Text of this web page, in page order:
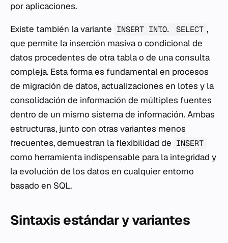
por aplicaciones.
Existe también la variante INSERT INTO... SELECT ,
que permite la inserción masiva o condicional de
datos procedentes de otra tabla o de una consulta
compleja. Esta forma es fundamental en procesos
de migración de datos, actualizaciones en lotes y la
consolidación de información de múltiples fuentes
dentro de un mismo sistema de información. Ambas
estructuras, junto con otras variantes menos
frecuentes, demuestran la flexibilidad de INSERT
como herramienta indispensable para la integridad y
la evolución de los datos en cualquier entorno
basado en SQL.
Sintaxis estándar y variantes